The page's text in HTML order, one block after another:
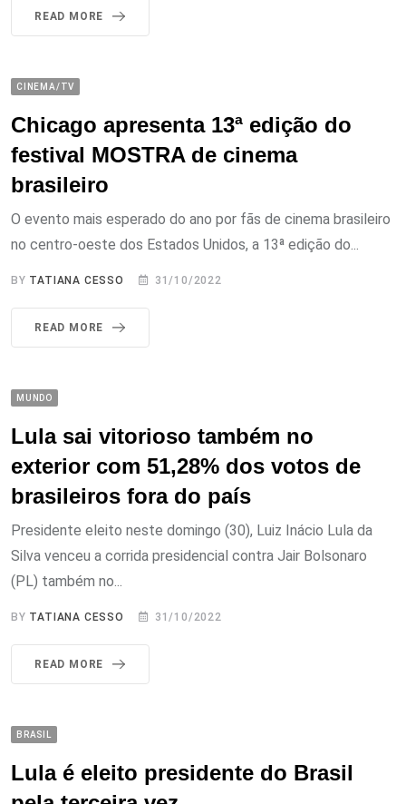
READ MORE
CINEMA/TV
Chicago apresenta 13ª edição do
festival MOSTRA de cinema
brasileiro
O evento mais esperado do ano por fãs de cinema brasileiro
no centro-oeste dos Estados Unidos, a 13ª edição do...
BY TATIANA CESSO 31/10/2022
READ MORE
MUNDO
Lula sai vitorioso também no
exterior com 51,28% dos votos de
brasileiros fora do país
Presidente eleito neste domingo (30), Luiz Inácio Lula da
Silva venceu a corrida presidencial contra Jair Bolsonaro
(PL) também no...
BY TATIANA CESSO 31/10/2022
READ MORE
BRASIL
Lula é eleito presidente do Brasil